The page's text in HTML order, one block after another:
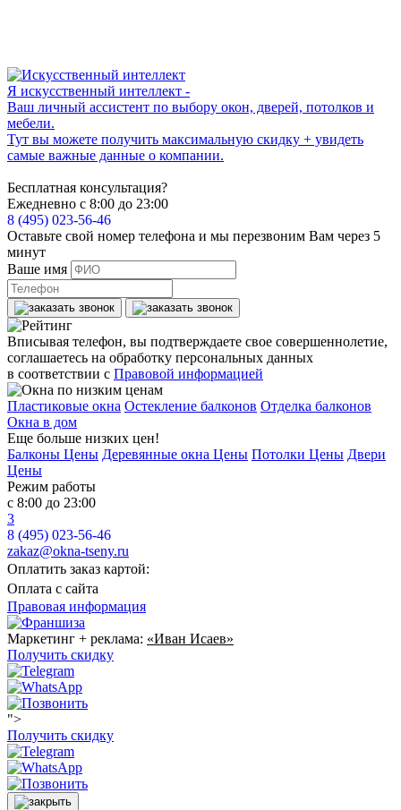
Я искусственный интеллект -
Ваш личный ассистент по выбору окон, дверей, потолков и
мебели.
Тут вы можете получить максимальную скидку + увидеть
самые важные данные о компании.
Бесплатная консультация?
Ежедневно с 8:00 до 23:00
8 (495) 023-56-46
Оставьте свой номер телефона и мы перезвоним Вам через 5
минут
Ваше имя
Вписывая телефон, вы подтверждаете свое совершеннолетие,
соглашаетесь на обработку персональных данных
в соответствии с Правовой информацией
Пластиковые окна Остекление балконов Отделка балконов
Окна в дом
Еще больше низких цен!
Балконы Цены Деревянные окна Цены Потолки Цены Двери
Цены
Режим работы
с 8:00 до 23:00
3
8 (495) 023-56-46
zakaz@okna-tseny.ru
Оплатить заказ картой:
Оплата с сайта
Правовая информация
Маркетинг + реклама: «Иван Исаев»
Получить скидку
">
Получить скидку